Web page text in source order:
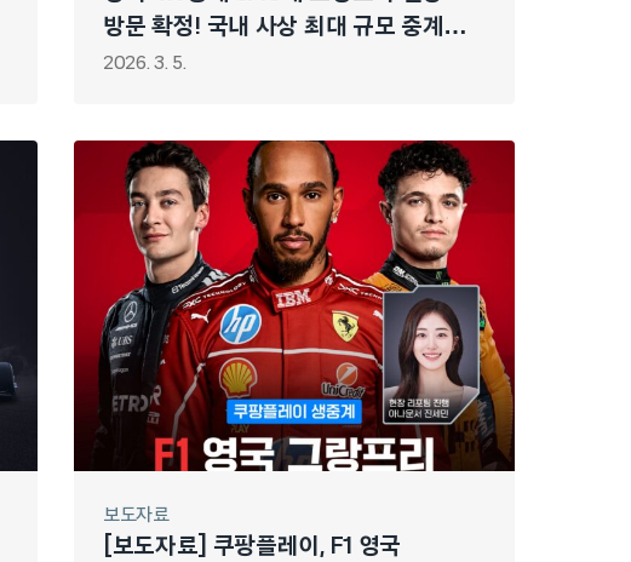
방문 확정! 국내 사상 최대 규모 중계로
F1 열풍 이어간다!
2026. 3. 5.
보도자료
[보도자료] 쿠팡플레이, F1 영국